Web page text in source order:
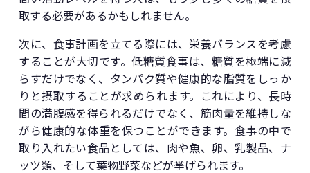
取する必要があるかもしれません。
次に、食事計画を立てる際には、栄養バランスを考慮
することが大切です。低糖質食事は、糖質を極端に減
らすだけでなく、タンパク質や健康的な脂質をしっか
りと摂取することが求められます。これにより、長時
間の満腹感を得られるだけでなく、筋肉量を維持しな
がら健康的な体重を保つことができます。食事の中で
取り入れたい食品としては、肉や魚、卵、乳製品、ナ
ッツ類、そして葉物野菜などが挙げられます。